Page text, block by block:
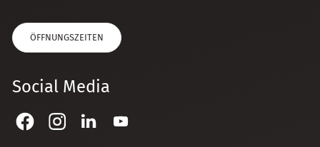
ÖFFNUNGSZEITEN
Social Media